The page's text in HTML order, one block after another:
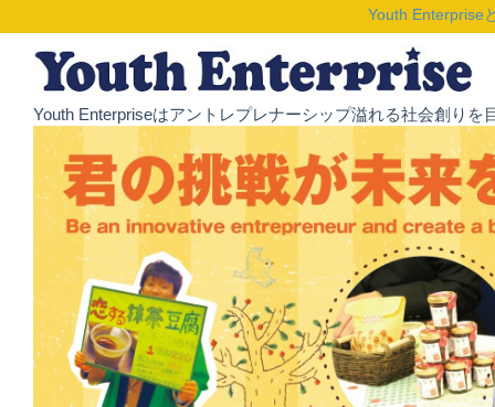
Youth Enterprise
Youth Enterpriseはアントレプレナーシップ溢れる社会創り